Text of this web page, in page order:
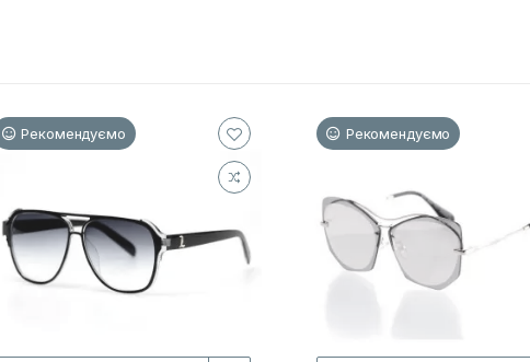
Рекомендуємо Рекомендуємо